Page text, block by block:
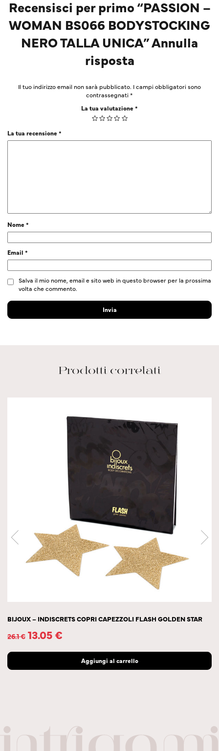
Recensisci per primo “PASSION –
WOMAN BS066 BODYSTOCKING
NERO TALLA UNICA” Annulla
risposta
Il tuo indirizzo email non sarà pubblicato. I campi obbligatori sono
contrassegnati*
La tua valutazione*
La tua recensione*
Nome*
Email *
Salva il mio nome, email e sito web in questo browser per la prossima
volta che commento.
Prodotti correlati
BIJOUX – INDISCRETS COPRI CAPEZZOLI FLASH GOLDEN STAR
26.1€ 13.05€
Aggiungi al carrello